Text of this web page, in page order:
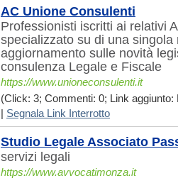
AC Unione Consulenti
Professionisti iscritti ai relativi
specializzato su di una
aggiornamento sulle novità
consulenza Legale e Fiscale
https://www.unioneconsulenti.it
(Click: 3; Commenti: 0; Link aggiunto:
Segnala Link Interrotto
Studio Legale Associato
servizi legali
https://www.avvocatimonza.it